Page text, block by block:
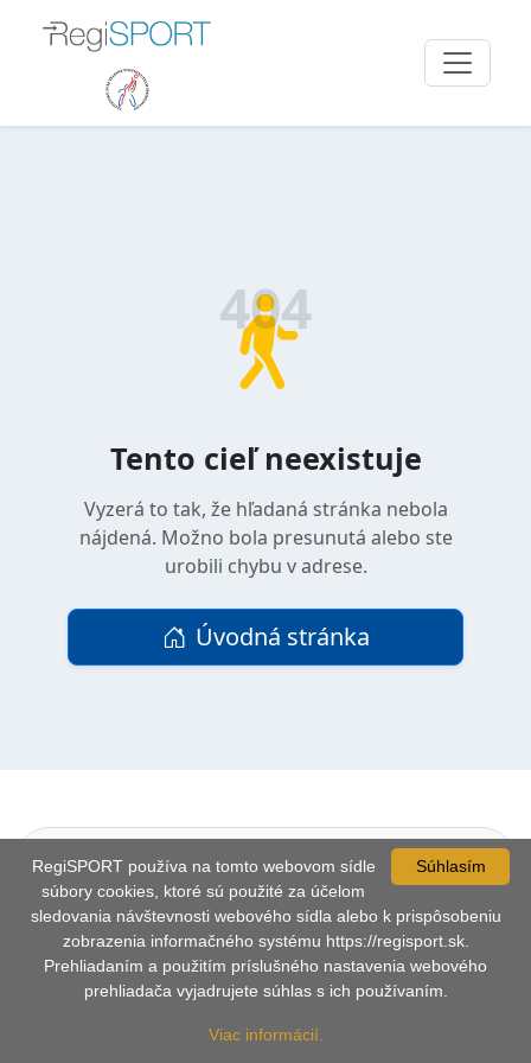
404
Tento cieľ neexistuje
Vyzerá to tak, že hľadaná stránka nebola
nájdená. Možno bola presunutá alebo ste
urobili chybu v adrese.
Úvodná stránka
Slovenský zväz telesne
postihnutých športovcov
Súhlasím
RegiSPORT používa na tomto webovom sídle
súbory cookies, ktoré sú použité za účelom
sledovania návštevnosti webového sídla alebo k prispôsobeniu
zobrazenia informačného systému https://regisport.sk.
Prehliadaním a použitím príslušného nastavenia webového
prehliadača vyjadrujete súhlas s ich používaním.
Viac informácií.